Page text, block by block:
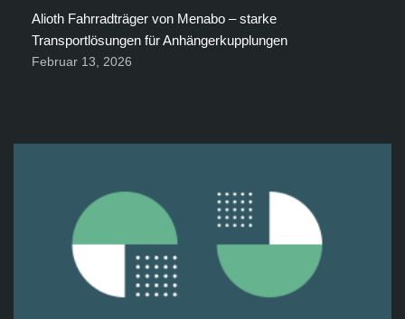
Alioth Fahrradträger von Menabo – starke
Transportlösungen für Anhängerkupplungen
Februar 13, 2026